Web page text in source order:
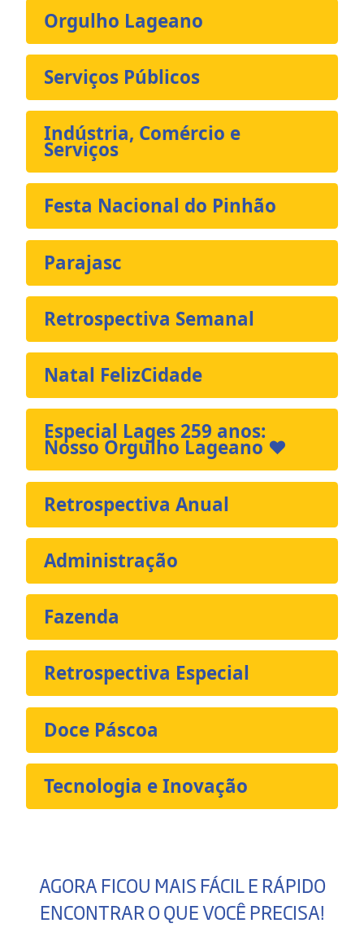
Orgulho Lageano
Serviços Públicos
Indústria, Comércio e
Serviços
Festa Nacional do Pinhão
Parajasc
Retrospectiva Semanal
Natal FelizCidade
Especial Lages 259 anos:
Nosso Orgulho Lageano ❤️
Retrospectiva Anual
Administração
Fazenda
Retrospectiva Especial
Doce Páscoa
Tecnologia e Inovação
AGORA FICOU MAIS FÁCIL E RÁPIDO
ENCONTRAR O QUE VOCÊ PRECISA!